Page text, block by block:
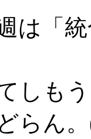
は「
しも
らん